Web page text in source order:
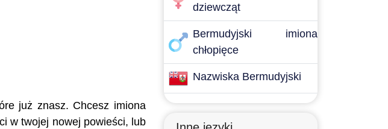
już znasz. Chcesz imiona
w twojej nowej powieści, lub
dziewcząt
Bermudyjski imiona
chłopięce
Nazwiska Bermudyjski